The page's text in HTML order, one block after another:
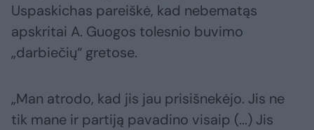
Uspaskichas pareiškė, kad nebematąs
apskritai A. Guogos tolesnio buvimo
„darbiečių“ gretose.
„Man atrodo, kad jis jau prisišnekėjo. Jis ne
tik mane ir partiją pavadino visaip (...) Jis